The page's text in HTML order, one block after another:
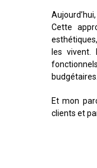
Cette
les vivent.
budgétaires.
Et mon
clients et